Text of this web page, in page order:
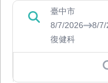
臺中市
8/7/2026
8/7/
復健科